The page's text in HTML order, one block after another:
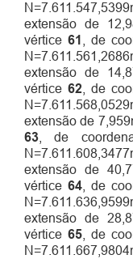
extensão de
vértice 61
, de
extensão de
vértice 62 , de
extensão de
63 , de
extensão de
vértice 64, de
extensão de
vértice 65, de